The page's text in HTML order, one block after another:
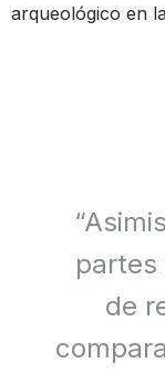
arqueológico en
partes
de